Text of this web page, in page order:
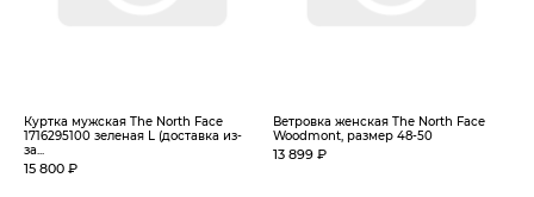
Куртка мужская The North Face
1716295100 зеленая L (доставка из-
за...
15 800 ₽
Ветровка женская The North Face
Woodmont, размер 48-50
13 899 ₽